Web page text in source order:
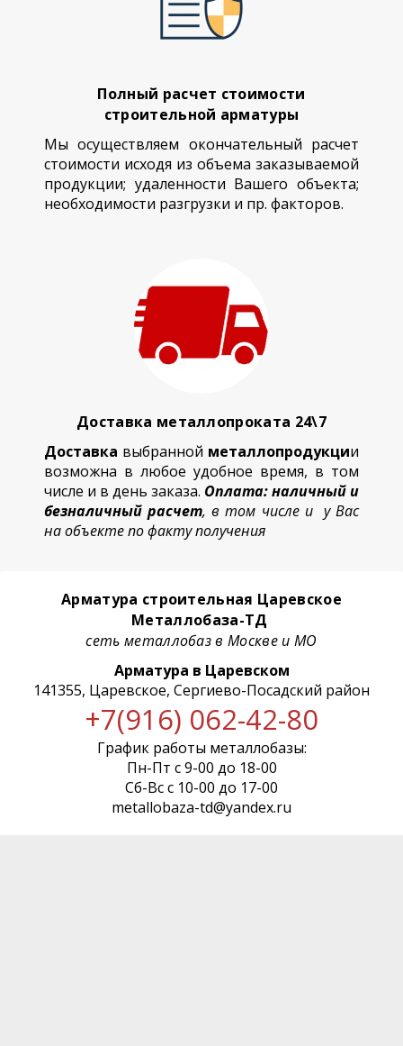
Полный расчет стоимости
строительной арматуры
Мы осуществляем окончательный расчет
стоимости исходя из объема заказываемой
продукции; удаленности Вашего объекта;
необходимости разгрузки и пр. факторов.
Доставка металлопроката 24\7
Доставка выбранной металлопродукции
возможна в любое удобное время, в том
числе и в день заказа. Оплата: наличный и
безналичный расчет, в том числе и у Вас
на объекте по факту получения
Арматура строительная Царевское
Металлобаза-ТД
сеть металлобаз в Москве и МО
Арматура в Царевском
141355, Царевское, Сергиево-Посадский район
+7(916) 062-42-80
График работы металлобазы:
Пн-Пт с 9-00 до 18-00
Сб-Вс с 10-00 до 17-00
metallobaza-td@yandex.ru